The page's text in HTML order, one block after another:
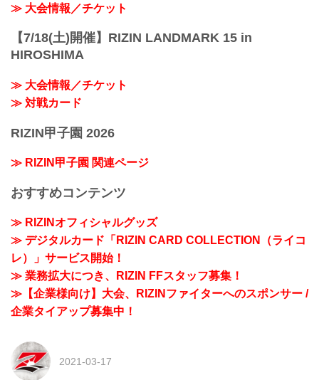
≫ 大会情報／チケット
【7/18(土)開催】RIZIN LANDMARK 15 in
HIROSHIMA
≫ 大会情報／チケット
≫ 対戦カード
RIZIN甲子園 2026
≫ RIZIN甲子園 関連ページ
おすすめコンテンツ
≫ RIZINオフィシャルグッズ
≫ デジタルカード「RIZIN CARD COLLECTION（ライコ
レ）」サービス開始！
≫ 業務拡大につき、RIZIN FFスタッフ募集！
≫【企業様向け】大会、RIZINファイターへのスポンサー /
企業タイアップ募集中！
2021-03-17